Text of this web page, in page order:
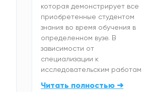
которая демонстрирует все
приобретенные студентом
знания во время обучения в
определенном вузе. В
зависимости от
специализации к
исследовательским работам
Читать полностью ➜